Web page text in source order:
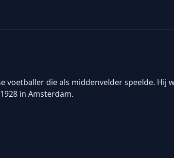
voetballer die als middenvelder speelde. Hij
in Amsterdam.